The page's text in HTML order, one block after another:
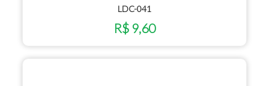
LDC-041
R$ 9,60